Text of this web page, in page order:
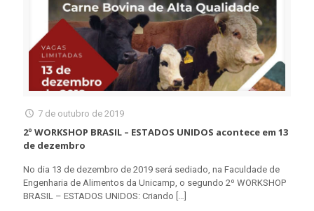
7 de outubro de 2019
2º WORKSHOP BRASIL – ESTADOS UNIDOS acontece em 13
de dezembro
No dia 13 de dezembro de 2019 será sediado, na Faculdade de
Engenharia de Alimentos da Unicamp, o segundo 2º WORKSHOP
BRASIL – ESTADOS UNIDOS: Criando […]